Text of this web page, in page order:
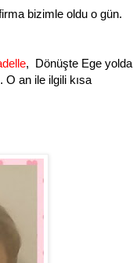
bizimle oldu o gün.
, Dönüşte Ege yolda
O an ile ilgili kısa